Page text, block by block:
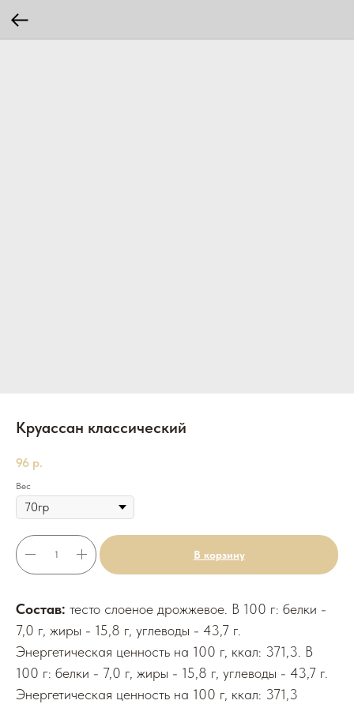
Круассан классический
96 р.
Вес
В корзину
Состав: тесто слоеное дрожжевое. В 100 г: белки -
7,0 г, жиры - 15,8 г, углеводы - 43,7 г.
Энергетическая ценность на 100 г, ккал: 371,3. В
100 г: белки - 7,0 г, жиры - 15,8 г, углеводы - 43,7 г.
Энергетическая ценность на 100 г, ккал: 371,3